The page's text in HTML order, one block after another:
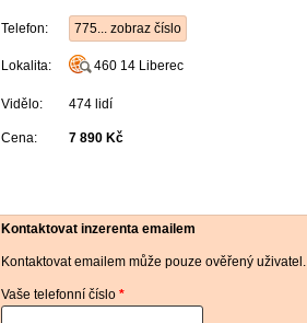
Telefon: 775... zobraz číslo
Lokalita: 460 14 Liberec
Vidělo: 474 lidí
Cena: 7 890 Kč
Kontaktovat inzerenta emailem
Kontaktovat emailem může pouze ověřený uživatel.
Vaše telefonní číslo *